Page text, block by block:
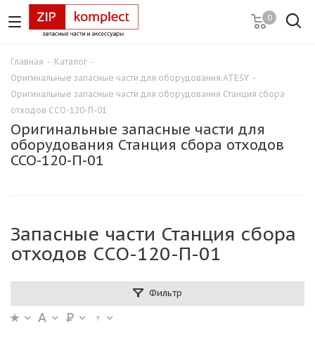
0
Главная - Каталог -
Оригинальные запасные части для оборудования ATESY -
Оригинальные запасные части для оборудования Станция сбора
отходов ССО-120-П-01
Оригинальные запасные части для
оборудования Станция сбора отходов
ССО-120-П-01
Запасные части Станция сбора
отходов ССО-120-П-01
Фильтр